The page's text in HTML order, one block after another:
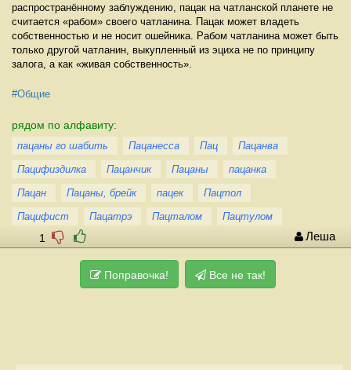
распространённому заблуждению, пацак на чатланской планете не
считается «рабом» своего чатланина. Пацак может владеть
собственностью и не носит ошейника. Рабом чатланина может быть
только другой чатланин, выкупленный из эциха не по принципу
залога, а как «живая собственность».
#Общие
рядом по алфавиту:
пацаны го шабить Пацанесса Пац
Пацанва
Пацифиздилка
Пацанчик Пацаны
пацанка
Пацан
Пацаны, брейк пацек
Пацтол
Пацифист
Пацатрэ Пацталом Пацтулом
1 Леша
Поправочка! Все не так!